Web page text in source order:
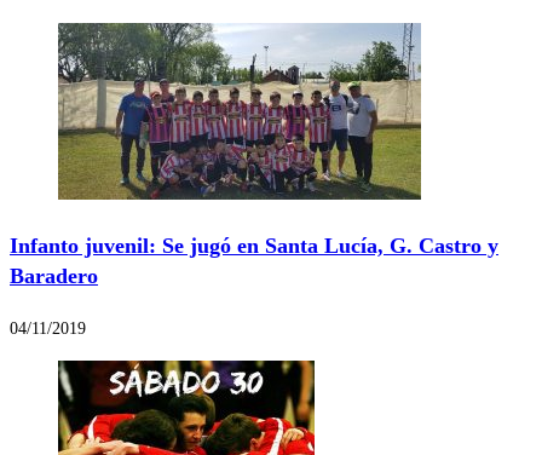
Infanto juvenil: Se jugó en Santa Lucía, G. Castro y
Baradero
04/11/2019